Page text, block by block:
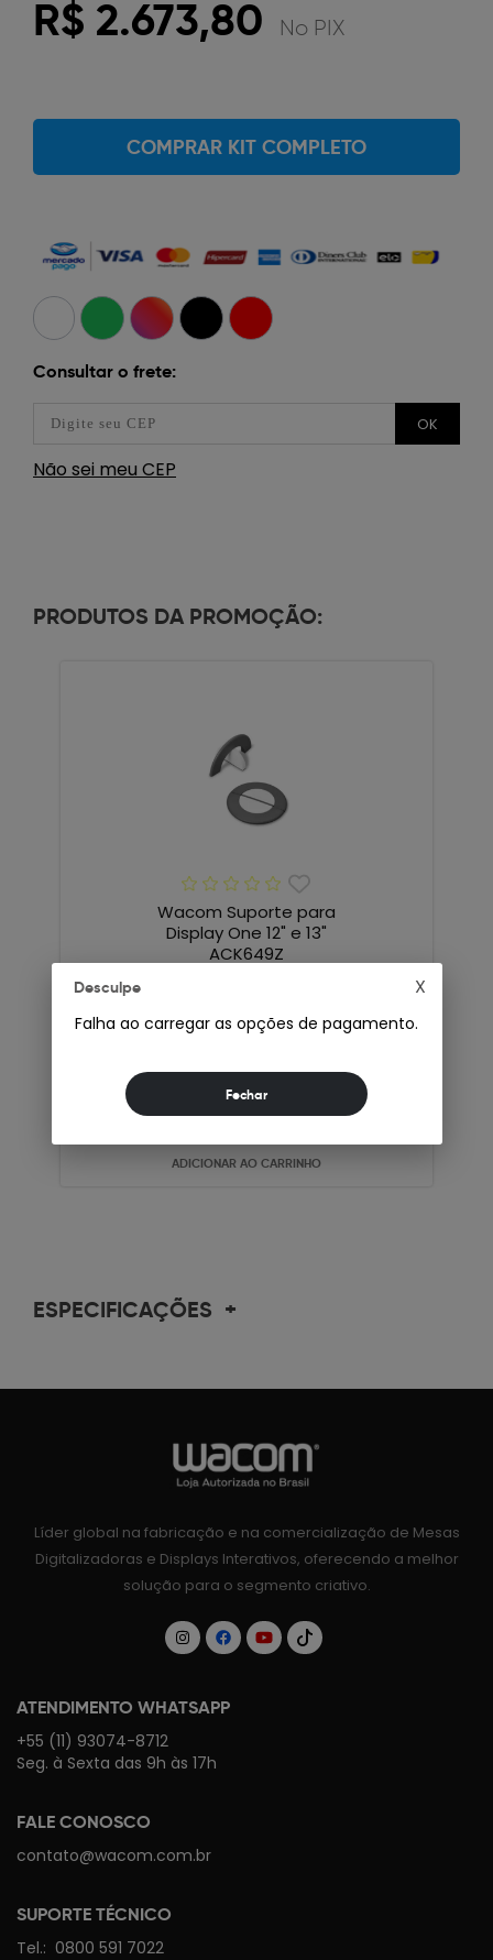
R$ 2.673,80 No PIX
COMPRAR KIT COMPLETO
Consultar o frete:
OK
Não sei meu CEP
PRODUTOS DA PROMOÇÃO:
Wacom Suporte para
Display One 12" e 13"
ACK649Z
R$465,01
R$ 465,01
ADICIONAR AO CARRINHO
ESPECIFICAÇÕES +
Líder global na fabricação e na comercialização de Mesas
Digitalizadoras e Displays Interativos, oferecendo a melhor
solução para o segmento criativo.
ATENDIMENTO WHATSAPP
+55 (11) 93074-8712
Seg. à Sexta das 9h às 17h
FALE CONOSCO
contato@wacom.com.br
SUPORTE TÉCNICO
Tel.: 0800 591 7022
Desculpe
Falha ao carregar as opções de pagamento.
X